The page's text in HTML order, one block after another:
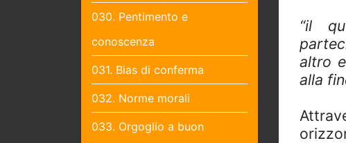
030. Pentimento e
conoscenza
031. Bias di conferma
032. Norme morali
033. Orgoglio a buon
“il
altro
alla